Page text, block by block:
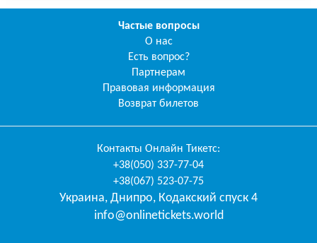
Частые вопросы
О нас
Есть вопрос?
Партнерам
Правовая информация
Возврат билетов
Контакты Онлайн Тикетс:
+38(050) 337-77-04
+38(067) 523-07-75
Украина, Днипро, Кодакский спуск 4
info@onlinetickets.world